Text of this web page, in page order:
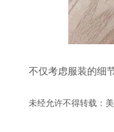
不仅考虑服装的细
未经允许不得转载：